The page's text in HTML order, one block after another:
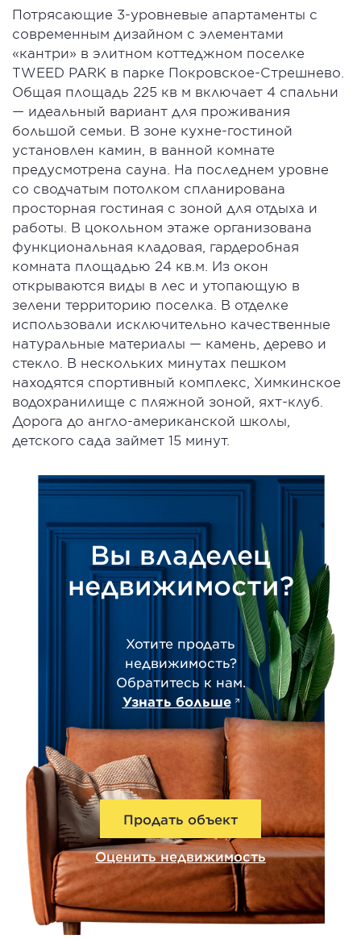
Потрясающие 3-уровневые апартаменты с
современным дизайном с элементами
«кантри» в элитном коттеджном поселке
TWEED PARK в парке Покровское-Стрешнево.
Общая площадь 225 кв м включает 4 спальни
— идеальный вариант для проживания
большой семьи. В зоне кухне-гостиной
установлен камин, в ванной комнате
предусмотрена сауна. На последнем уровне
со сводчатым потолком спланирована
просторная гостиная с зоной для отдыха и
работы. В цокольном этаже организована
функциональная кладовая, гардеробная
комната площадью 24 кв.м. Из окон
открываются виды в лес и утопающую в
зелени территорию поселка. В отделке
использовали исключительно качественные
натуральные материалы — камень, дерево и
стекло. В нескольких минутах пешком
находятся спортивный комплекс, Химкинское
водохранилище с пляжной зоной, яхт-клуб.
Дорога до англо-американской школы,
детского сада займет 15 минут.
Вы владелец
недвижимости?
Хотите продать
недвижимость?
Обратитесь к нам.
Узнать больше
Продать объект
Оценить недвижимость